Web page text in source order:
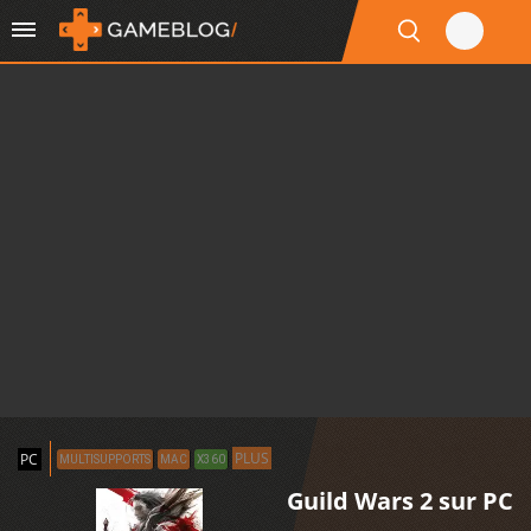
PC MULTISUPPORTS MAC X360 PLUS
Guild Wars 2 sur PC